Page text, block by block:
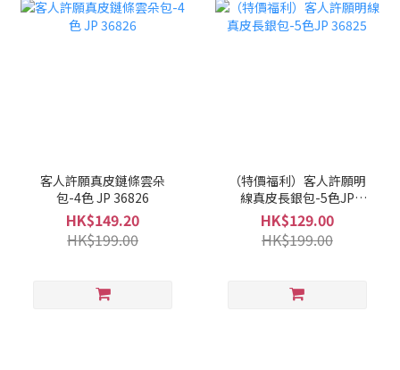
客人許願真皮鏈條雲朵
包-4色 JP 36826
HK$149.20
HK$199.00
（特價福利）客人許願明
線真皮長銀包-5色JP
36825
HK$129.00
HK$199.00